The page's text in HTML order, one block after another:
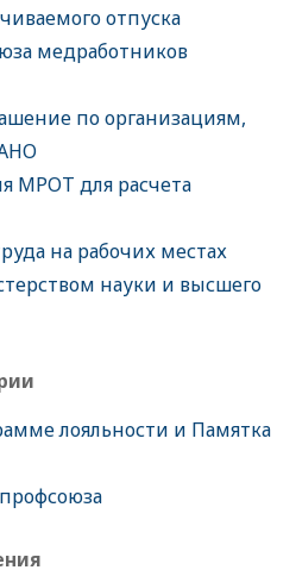
отпуска
медработников
по организациям,
МРОТ для расчета
на рабочих местах
науки и высшего
лояльности и Памятка